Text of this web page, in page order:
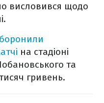
висловився щодо
на стадіоні
та
гривень.